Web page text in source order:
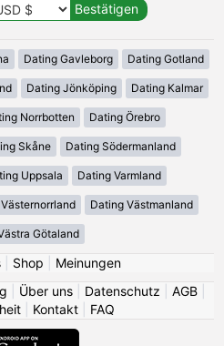
Dating Gavleborg Dating Gotland
Dating Jönköping Dating Kalmar
Norrbotten Dating Örebro
Skåne Dating Södermanland
Uppsala Dating Varmland
Dating Västmanland
Götaland
| Shop
Meinungen
Über uns Datenschutz AGB
Kontakt FAQ